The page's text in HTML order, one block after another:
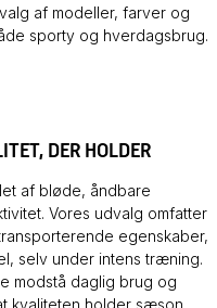
af modeller, farver og
sporty og hverdagsbrug.
DER HOLDER
af bløde, åndbare
Vores udvalg omfatter
egenskaber,
selv under intens træning.
modstå daglig brug og
kvaliteten holder sæson